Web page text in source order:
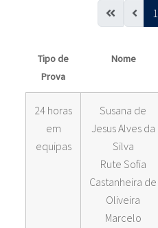
1
Tipo de
Prova
Nome
24 horas
em
equipas
Susana de
Jesus Alves da
Silva
Rute Sofia
Castanheira de
Oliveira
Marcelo